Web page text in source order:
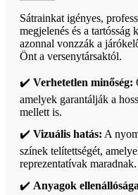
Sátrainkat igényes,
megjelenés és a tartósság
azonnal vonzzák a
Önt a versenytársaktól.
✔️ Verhetetlen minőség:
amelyek garantálják a
mellett is.
✔️ Vizuális hatás: A
színek telítettségét,
reprezentatívak maradnak.
✔️ Anyagok